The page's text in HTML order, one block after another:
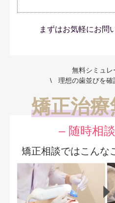
まずはお気軽にお問
無料シミュレ
理想の歯並びを確
矯正治
– 随時相
矯正相談ではこんな